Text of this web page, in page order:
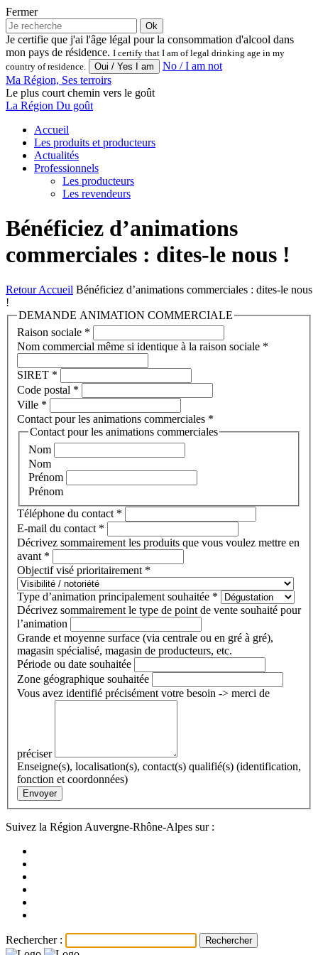
Fermer
Ok
Je certifie que j'ai l'âge légal pour la consommation d'alcool dans
mon pays de résidence. I certify that I am of legal drinking age in my
country of residence.
No / I am not
Ma Région, Ses terroirs
Le plus court chemin vers le goût
La Région Du goût
Accueil
Les produits et producteurs
Actualités
Professionnels
Les producteurs
Les revendeurs
Bénéficiez d’animations
commerciales : dites-le nous !
RetourAccueil Bénéficiez d’animations commerciales : dites-le nous
!
DEMANDE ANIMATION COMMERCIALE
Raison sociale *
Nom commercial même si identique à la raison sociale *
SIRET *
Code postal *
Ville *
Contact pour les animations commerciales *
Contact pour les animations commerciales
Nom
Nom
Prénom
Prénom
Téléphone du contact *
E-mail du contact *
Décrivez sommairement les produits que vous voulez mettre en
avant *
Objectif visé prioritairement *
Type d’animation principalement souhaitée *
Décrivez sommairement le type de point de vente souhaité pour
l’animation
Grande et moyenne surface (via centrale ou en gré à gré),
magasin spécialisé, magasin de producteurs, etc.
Période ou date souhaitée
Zone géographique souhaitée
Vous avez identifié précisément votre besoin -> merci de
préciser
Enseigne(s), localisation(s), contact(s) qualifié(s) (identification,
fonction et coordonnées)
Envoyer
Suivez la Région Auvergne-Rhône-Alpes sur :
Rechercher :